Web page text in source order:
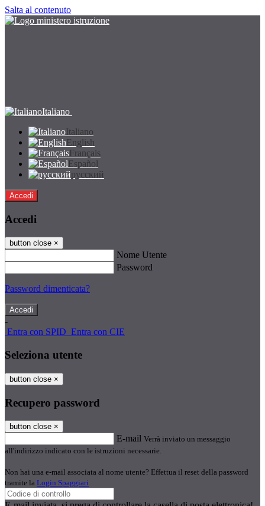
Salta al contenuto
Italiano
Italiano
English
Français
Español
русский
Accedi
Accedi
button close ×
Nome Utente
Password
Password dimenticata?
-
Entra con SPID Entra con CIE
Seleziona utente
button close ×
Recupero password
button close ×
E-mail Verrà inviato un messaggio
all'indirizzo indicato con le istruzioni necessarie.
Non hai una e-mail associata al nome utente? Effettua il reset della password
tramite la Login Spaggiari